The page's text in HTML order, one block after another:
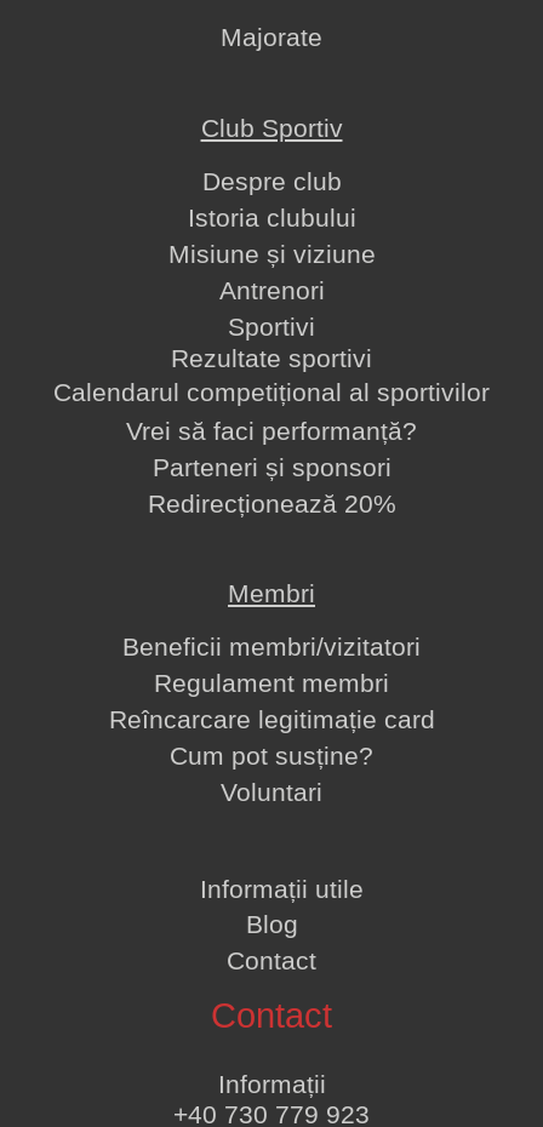
Majorate
Club Sportiv
Despre club
Istoria clubului
Misiune și viziune
Antrenori
Sportivi
Rezultate sportivi
Calendarul competițional al sportivilor
Vrei să faci performanță?
Parteneri și sponsori
Redirecționează 20%
Membri
Beneficii membri/vizitatori
Regulament membri
Reîncarcare legitimație card
Cum pot susține?
Voluntari
Informații utile
Blog
Contact
Contact
Informații
+40 730 779 923